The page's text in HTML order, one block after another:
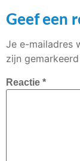
Geef een
Je e-mailadres
zijn
Reactie *